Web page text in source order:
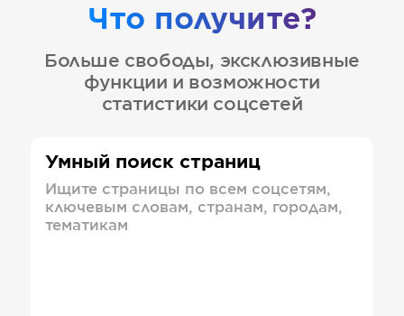
Что получите?
Больше свободы, эксклюзивные
функции и возможности
статистики соцсетей
Умный поиск страниц
Ищите страницы по всем соцсетям,
ключевым словам, странам, городам,
тематикам